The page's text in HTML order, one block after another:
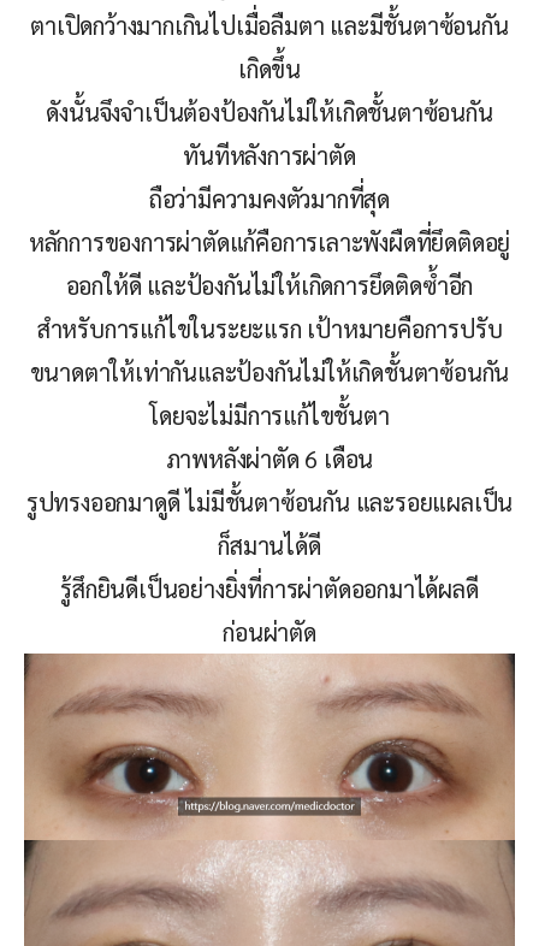
ตาเปิดกว้างมากเกินไปเมื่อลืมตา และมีชั้นตาซ้อนกัน
เกิดขึ้น
ดังนั้นจึงจำเป็นต้องป้องกันไม่ให้เกิดชั้นตาซ้อนกัน
ทันทีหลังการผ่าตัด
ถือว่ามีความคงตัวมากที่สุด
หลักการของการผ่าตัดแก้คือการเลาะพังผืดที่ยึดติดอยู่
ออกให้ดี และป้องกันไม่ให้เกิดการยึดติดซ้ำอีก
สำหรับการแก้ไขในระยะแรก เป้าหมายคือการปรับ
ขนาดตาให้เท่ากันและป้องกันไม่ให้เกิดชั้นตาซ้อนกัน
โดยจะไม่มีการแก้ไขชั้นตา
ภาพหลังผ่าตัด 6 เดือน
รูปทรงออกมาดูดี ไม่มีชั้นตาซ้อนกัน และรอยแผลเป็น
ก็สมานได้ดี
รู้สึกยินดีเป็นอย่างยิ่งที่การผ่าตัดออกมาได้ผลดี
ก่อนผ่าตัด